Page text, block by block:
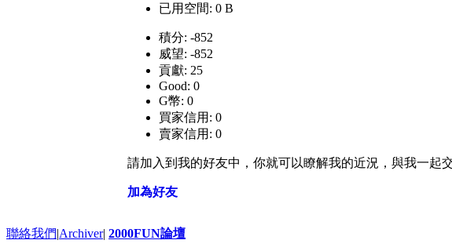
已用空間: 0 B
積分: -852
威望: -852
貢獻: 25
Good: 0
G幣: 0
買家信用: 0
賣家信用: 0
請加入到我的好友中，你就可以瞭解我的近況，與我一起
加為好友
聯絡我們|Archiver| 2000FUN論壇